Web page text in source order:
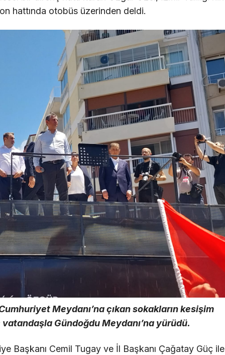
hattında otobüs üzerinden deldi.
Meydanı’na çıkan sokakların kesişim
Gündoğdu Meydanı’na yürüdü.
Başkanı Cemil Tugay ve İl Başkanı Çağatay Güç ile